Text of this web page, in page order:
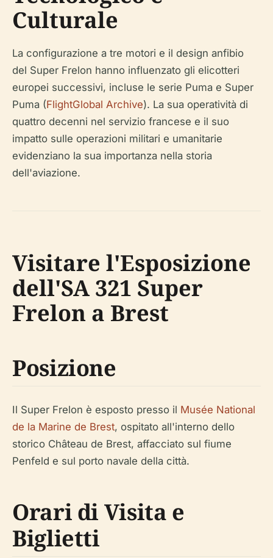
Culturale
La configurazione a tre motori e il design anfibio
del Super Frelon hanno influenzato gli elicotteri
europei successivi, incluse le serie Puma e Super
Puma (FlightGlobal Archive). La sua operatività di
quattro decenni nel servizio francese e il suo
impatto sulle operazioni militari e umanitarie
evidenziano la sua importanza nella storia
dell'aviazione.
Visitare l'Esposizione
dell'SA 321 Super
Frelon a Brest
Posizione
Il Super Frelon è esposto presso il Musée National
de la Marine de Brest, ospitato all'interno dello
storico Château de Brest, affacciato sul fiume
Penfeld e sul porto navale della città.
Orari di Visita e
Biglietti